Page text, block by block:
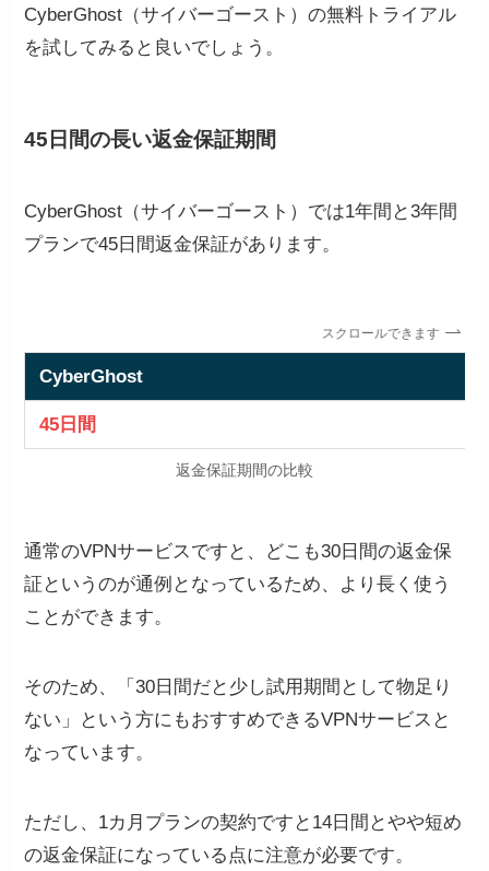
CyberGhost（サイバーゴースト）の無料トライアル
を試してみると良いでしょう。
45日間の長い返金保証期間
CyberGhost（サイバーゴースト）では1年間と3年間
プランで45日間返金保証があります。
スクロールできます
CyberGhost
45日間
返金保証期間の比較
通常のVPNサービスですと、どこも30日間の返金保
証というのが通例となっているため、より長く使う
ことができます。
そのため、「30日間だと少し試用期間として物足り
ない」という方にもおすすめできるVPNサービスと
なっています。
ただし、1カ月プランの契約ですと14日間とやや短め
の返金保証になっている点に注意が必要です。